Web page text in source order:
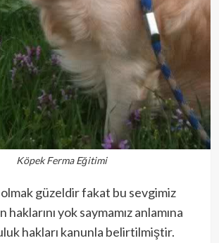
Köpek Ferma Eğitimi
güzeldir fakat bu sevgimiz
haklarını yok saymamız anlamına
hakları kanunla belirtilmiştir.